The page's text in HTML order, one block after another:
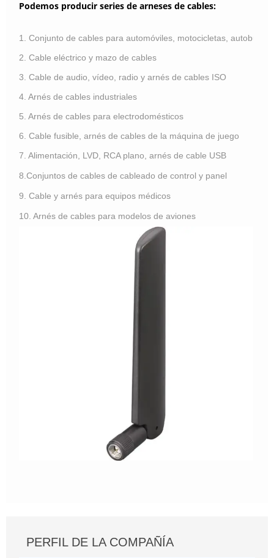
Podemos producir series de arneses de cables:
1. Conjunto de cables para automóviles, motocicletas,
2. Cable eléctrico y mazo de cables
3. Cable de audio, vídeo, radio y arnés de cables ISO
4. Arnés de cables industriales
5. Arnés de cables para electrodomésticos
6. Cable fusible, arnés de cables de la máquina de juego
7. Alimentación, LVD, RCA plano, arnés de cable USB
8.Conjuntos de cables de cableado de control y panel
9. Cable y arnés para equipos médicos
10. Arnés de cables para modelos de aviones
PERFIL DE LA COMPAÑÍA